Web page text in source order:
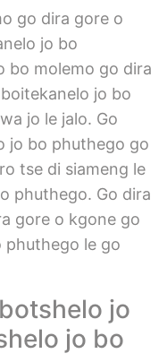
go dira gore o
jo bo
bo molemo go dira
jo bo
jo le jalo. Go
jo bo phuthego go
tse di siameng le
phuthego. Go dira
gore o kgone go
phuthego le go
jo
jo bo